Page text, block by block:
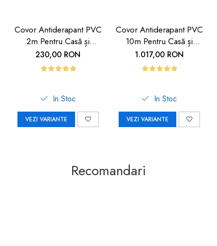
Covor Antiderapant PVC
2m Pentru Casă și
Exterior| Carboysafety
230,00 RON
In Stoc
VEZI VARIANTE
Covor Antiderapant PVC
10m Pentru Casă și
Exterior | Carboysafety
1.017,00 RON
In Stoc
VEZI VARIANTE
Recomandari